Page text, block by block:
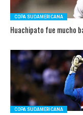
COPA SUDAMERICANA
Huachipato fue mucho
COPA SUDAMERICANA